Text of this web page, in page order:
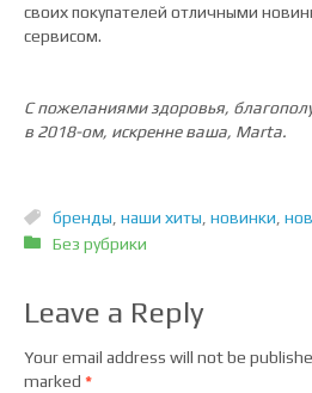
своих покупателей отличными
сервисом.
С пожеланиями здоровья,
в 2018-ом, искренне ваша, Marta.
бренды наши хиты новинки
Без рубрики
Leave a Reply
Your email address will not be
marked *